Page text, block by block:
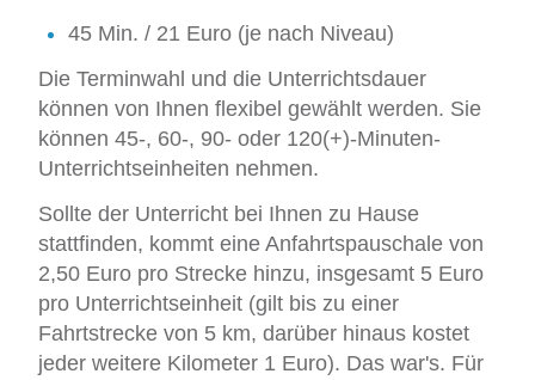
45 Min. / 21 Euro (je nach Niveau)
Die Terminwahl und die Unterrichtsdauer
können von Ihnen flexibel gewählt werden. Sie
können 45-, 60-, 90- oder 120(+)-Minuten-
Unterrichtseinheiten nehmen.
Sollte der Unterricht bei Ihnen zu Hause
stattfinden, kommt eine Anfahrtspauschale von
2,50 Euro pro Strecke hinzu, insgesamt 5 Euro
pro Unterrichtseinheit (gilt bis zu einer
Fahrtstrecke von 5 km, darüber hinaus kostet
jeder weitere Kilometer 1 Euro). Das war's. Für